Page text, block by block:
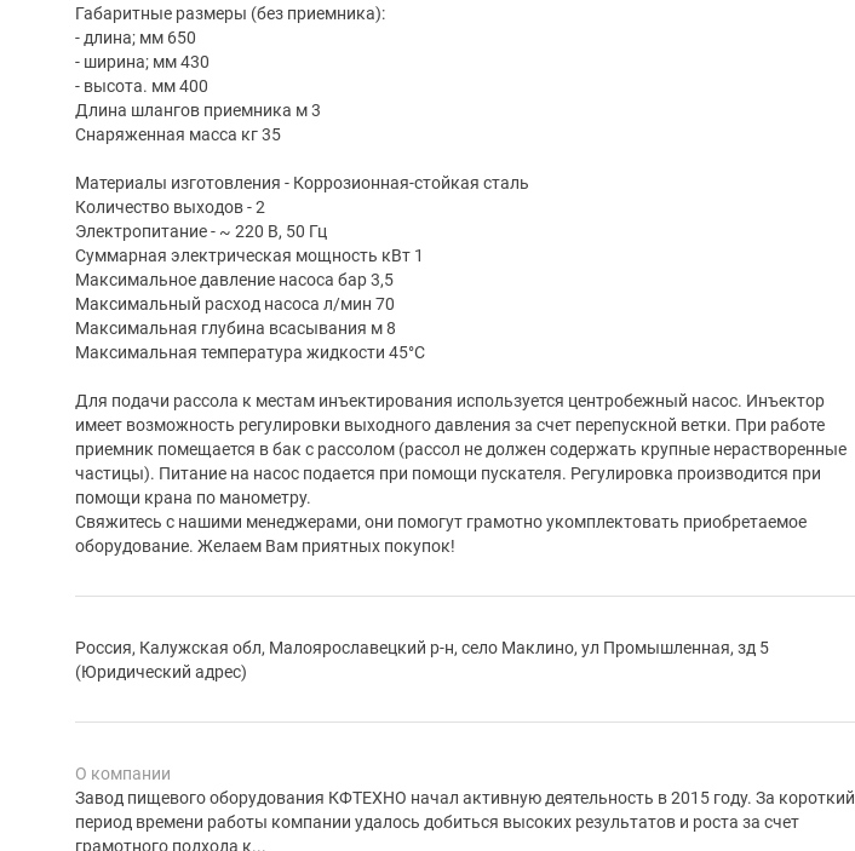
Габаритные размеры (без приемника):
- длина; мм 650
- ширина; мм 430
- высота. мм 400
Длина шлангов приемника м 3
Снаряженная масса кг 35
Материалы изготовления - Коррозионная-стойкая сталь
Количество выходов - 2
Электропитание - ~ 220 В, 50 Гц
Суммарная электрическая мощность кВт 1
Максимальное давление насоса бар 3,5
Максимальный расход насоса л/мин 70
Максимальная глубина всасывания м 8
Максимальная температура жидкости 45°С
Для подачи рассола к местам инъектирования используется центробежный насос. Инъектор
имеет возможность регулировки выходного давления за счет перепускной ветки. При работе
приемник помещается в бак с рассолом (рассол не должен содержать крупные нерастворенные
частицы). Питание на насос подается при помощи пускателя. Регулировка производится при
помощи крана по манометру.
Свяжитесь с нашими менеджерами, они помогут грамотно укомплектовать приобретаемое
оборудование. Желаем Вам приятных покупок!
Россия, Калужская обл, Малоярославецкий р-н, село Маклино, ул Промышленная, зд 5
(Юридический адрес)
О компании
Завод пищевого оборудования КФТЕХНО начал активную деятельность в 2015 году. За короткий
период времени работы компании удалось добиться высоких результатов и роста за счет
грамотного подхода к...